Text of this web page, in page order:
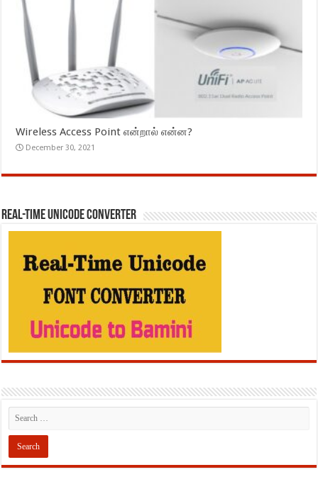
Wireless Access Point என்றால் என்ன?
December 30, 2021
REAL-TIME UNICODE CONVERTER